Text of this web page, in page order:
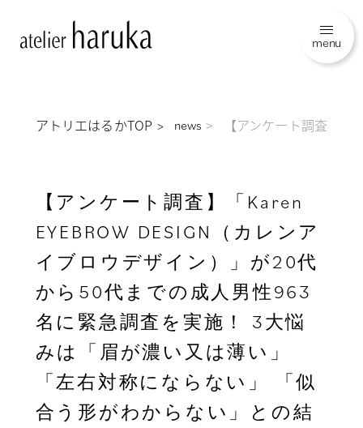
menu
アトリエはるかTOP news 【アンケート調査】
【アンケート調査】「Karen
EYEBROW DESIGN（カレンア
イブロウデザイン）」が20代
から50代までの成人男性963
名に緊急調査を実施！ 3大悩
みは「眉が濃い又は薄い」
「左右対称にならない」 「似
合う形がわからない」との結